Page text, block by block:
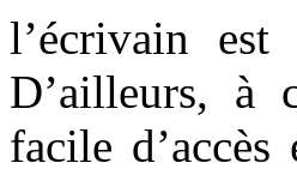
l’écrivain
D’ailleurs, à
facile